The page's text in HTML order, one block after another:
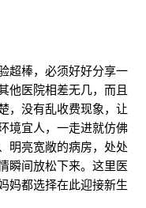
超棒，必须好好分享一
他医院相差无几，而且
，没有乱收费现象，让
境宜人，一走进就仿佛
明亮宽敞的病房，处处
瞬间放松下来。这里医
妈都选择在此迎接新生